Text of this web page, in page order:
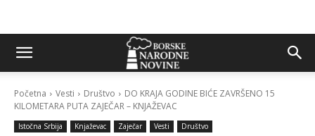
Početna Vesti Društvo
DO KRAJA GODINE BIĆE ZAVRŠENO 15
KILOMETARA PUTA ZAJEČAR – KNJAŽEVAC
Istočna Srbija Knjaževac Zaječar Vesti Društvo